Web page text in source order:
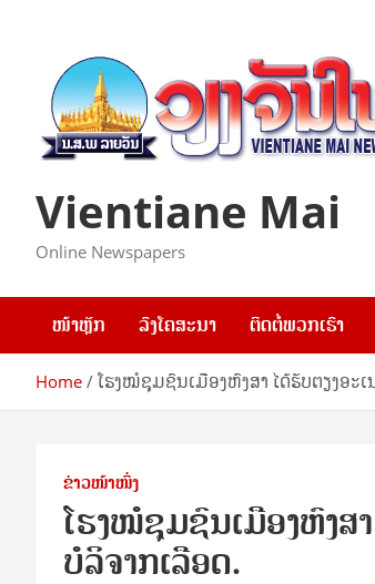
Vientiane Mai
Online Newspapers
ໜ້າຫຼັກ ລົງໂຄສະນາ ຕິດຕໍ່ພວກເຮົາ
Home ໂຮງໝໍຊຸມຊົນເມືອງຫົງສາ ໄດ້ຮັບຕຽງອະເ
ຂ່າວໜ້າໜຶ່ງ
ໂຮງໝໍຊຸມຊົນເມືອງຫົງສາ
ບໍລິຈາກເລືອດ.